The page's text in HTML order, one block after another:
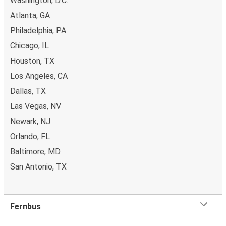
App
Einfach Herunterladen:
App Store oder Google Play.
sodass zukünftige Buchungen ein Klacks sind.
Digitale Tickets:
Ticket ein. Kein Papierkram mehr!
Exklusive Rabatte:
Bleib im Loop:
Reisen.
Finde Deinen Bahnhof:
zu Deinen Bahnhof navigiert zu werden.
Warum von oder nach Jackson mit FlixBus
Atlanta, GA
Philadelphia, PA
Chicago, IL
Houston, TX
Los Angeles, CA
Dallas, TX
Las Vegas, NV
Newark, NJ
Orlando, FL
Baltimore, MD
San Antonio, TX
Fernbus